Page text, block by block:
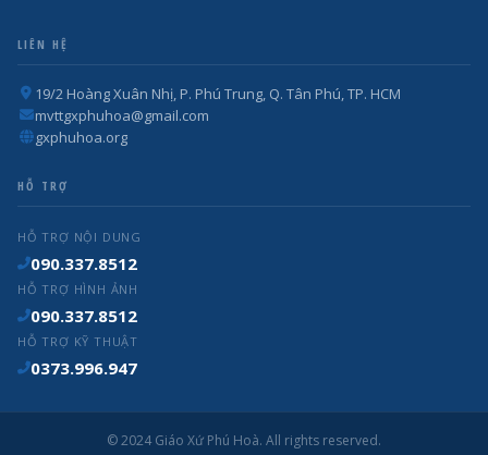
LIÊN HỆ
19/2 Hoàng Xuân Nhị, P. Phú Trung, Q. Tân Phú, TP. HCM
mvttgxphuhoa@gmail.com
gxphuhoa.org
HỖ TRỢ
HỖ TRỢ NỘI DUNG
090.337.8512
HỖ TRỢ HÌNH ẢNH
090.337.8512
HỖ TRỢ KỸ THUẬT
0373.996.947
© 2024 Giáo Xứ Phú Hoà. All rights reserved.